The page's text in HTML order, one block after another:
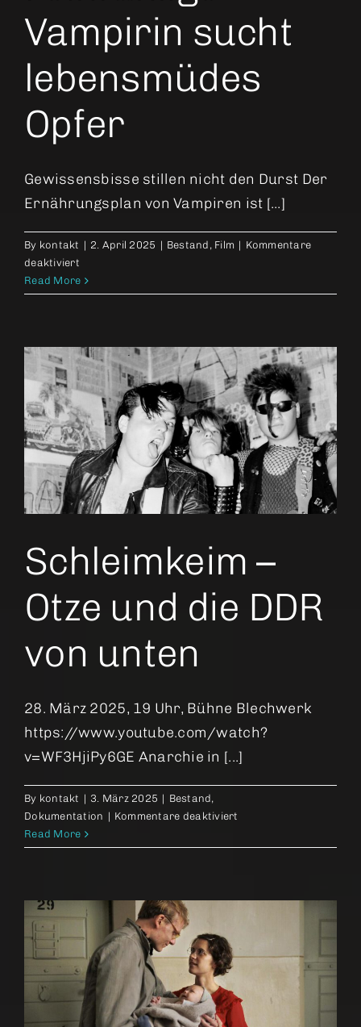
Vampirin sucht
lebensmüdes
Opfer
Gewissensbisse stillen nicht den Durst Der
Ernährungsplan von Vampiren ist [...]
By kontakt | 2. April 2025 | Bestand , Film | Kommentare
deaktiviertfür
Feinfühlige
Vampirin
Opfer
Read More
Schleimkeim –
Otze und die DDR
von unten
28. März 2025, 19 Uhr, Bühne Blechwerk
https://www.youtube.com/watch?
v=WF3HjiPy6GE Anarchie in [...]
By kontakt | 3. März 2025 | Bestand,
Dokumentation | Kommentare deaktiviert
–
die
unten
Read More